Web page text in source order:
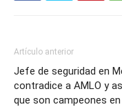
Artículo anterior
Jefe de seguridad en
contradice a AMLO y
que son campeones en